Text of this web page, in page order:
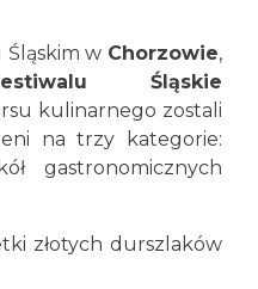
w Chorzowie,
Śląskie
kulinarnego zostali
na trzy kategorie:
gastronomicznych
złotych durszlaków